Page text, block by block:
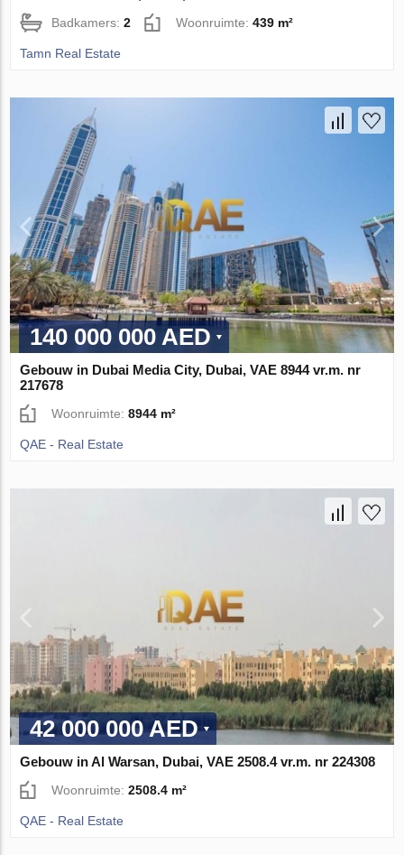
Badkamers:2 Woonruimte:439 m²
Tamn Real Estate
140 000 000 AED
Gebouw in Dubai Media City, Dubai, VAE 8944 vr.m. nr
217678
Woonruimte:8944 m²
QAE - Real Estate
42 000 000 AED
Gebouw in Al Warsan, Dubai, VAE 2508.4 vr.m. nr 224308
Woonruimte:2508.4 m²
QAE - Real Estate